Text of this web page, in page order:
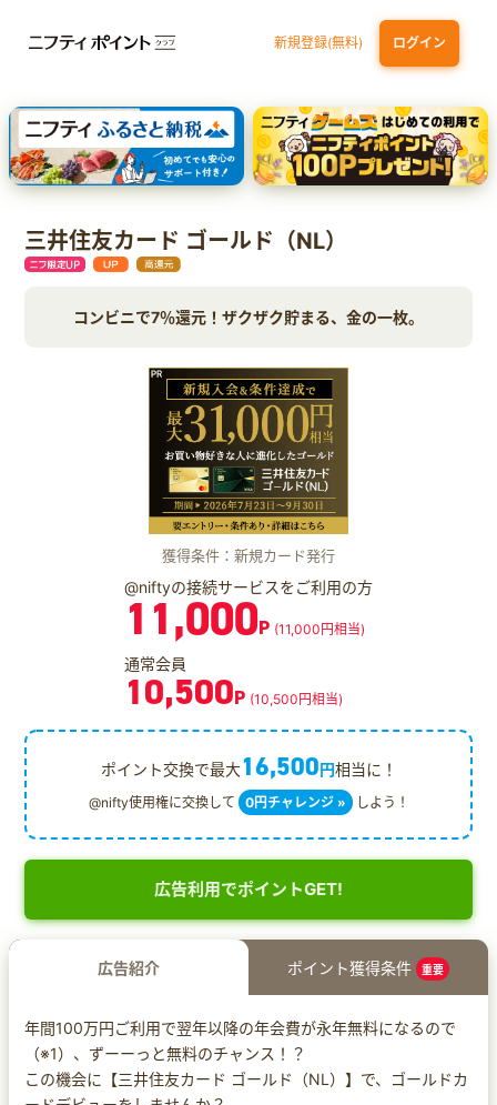
新規登録(無料) ログイン
dカード GOLD 三井住友カード ゴールド（NL）（家族カード発行）
【実質初月無料】DMM | Disney+(ディズニープラス) セットプラン
SBI証券 確定拠出年金（iDeCo）
三井住友カード ゴールド（NL）
コンビニで7％還元！ザクザク貯まる、金の一枚。
獲得条件：新規カード発行
@niftyの接続サービスをご利用の方
11,000P (11,000円相当)
通常会員
10,500P (10,500円相当)
ポイント交換で最大16,500円相当に！
@nifty使用権に交換して 0円チャレンジ » しよう！
広告利用でポイントGET!
広告紹介 ポイント獲得条件 重要
年間100万円ご利用で翌年以降の年会費が永年無料になるので
（※1）、ずーーっと無料のチャンス！？
この機会に【三井住友カード ゴールド（NL）】で、ゴールドカ